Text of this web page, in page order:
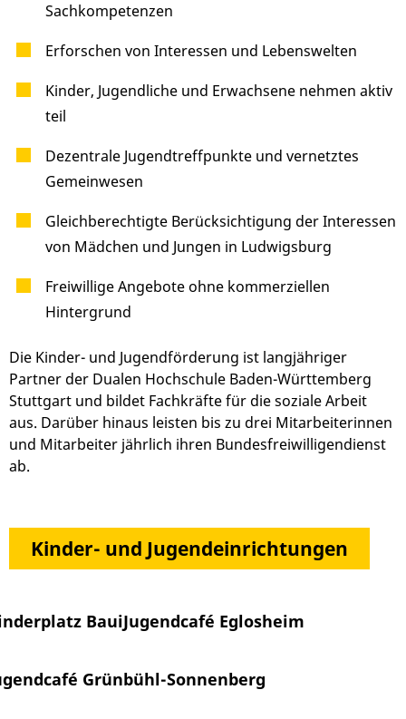
Sachkompetenzen
Erforschen von Interessen und Lebenswelten
Kinder, Jugendliche und Erwachsene nehmen aktiv
teil
Dezentrale Jugendtreffpunkte und vernetztes
Gemeinwesen
Gleichberechtigte Berücksichtigung der Interessen
von Mädchen und Jungen in Ludwigsburg
Freiwillige Angebote ohne kommerziellen
Hintergrund
Die Kinder- und Jugendförderung ist langjähriger
Partner der Dualen Hochschule Baden-Württemberg
Stuttgart und bildet Fachkräfte für die soziale Arbeit
aus. Darüber hinaus leisten bis zu drei Mitarbeiterinnen
und Mitarbeiter jährlich ihren Bundesfreiwilligendienst
ab.
Kinder- und Jugendeinrichtungen
BauiJugendcafé Eglosheim
Grünbühl-Sonnenberg